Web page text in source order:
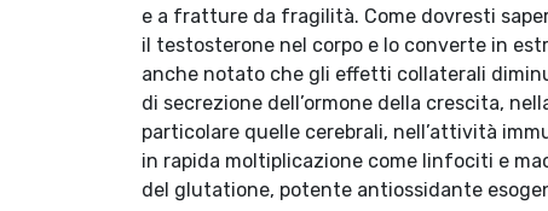
e a fratture da fragilità. Come dovresti
il testosterone nel corpo e lo converte in
anche notato che gli effetti collaterali
di secrezione dell’ormone della crescita,
particolare quelle cerebrali, nell’attività
in rapida moltiplicazione come linfociti e
del glutatione, potente antiossidante